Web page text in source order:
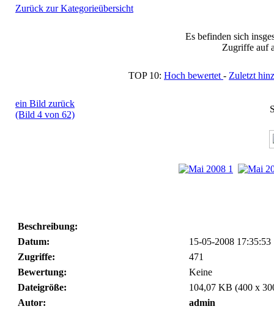
Zurück zur Kategorieübersicht
Es befinden sich
Zugriffe auf
TOP 10: Hoch bewertet - Zuletzt
ein Bild zurück
(Bild 4 von 62)
Beschreibung:
Datum:
15-05-2008 17:35:53
Zugriffe:
471
Bewertung:
Keine
Dateigröße:
104,07 KB (400 x
Autor:
admin